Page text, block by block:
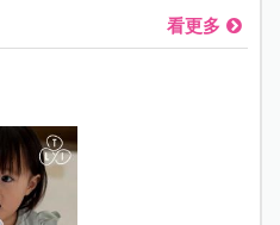
看更多